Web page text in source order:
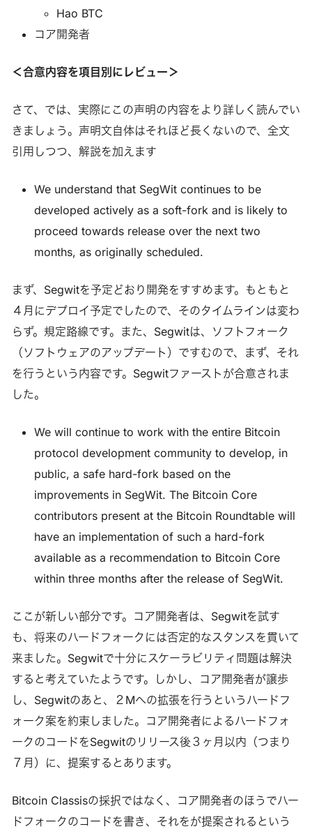
Hao BTC
コア開発者
＜合意内容を項目別にレビュー＞
さて、では、実際にこの声明の内容をより詳しく読んでい
きましょう。声明文自体はそれほど長くないので、全文
引用しつつ、解説を加えます
We understand that SegWit continues to be
developed actively as a soft-fork and is likely to
proceed towards release over the next two
months, as originally scheduled.
まず、Segwitを予定どおり開発をすすめます。もともと
４月にデプロイ予定でしたので、そのタイムラインは変わ
らず。規定路線です。また、Segwitは、ソフトフォーク
（ソフトウェアのアップデート）ですむので、まず、それ
を行うという内容です。Segwitファーストが合意されま
した。
We will continue to work with the entire Bitcoin
protocol development community to develop, in
public, a safe hard-fork based on the
improvements in SegWit. The Bitcoin Core
contributors present at the Bitcoin Roundtable will
have an implementation of such a hard-fork
available as a recommendation to Bitcoin Core
within three months after the release of SegWit.
ここが新しい部分です。コア開発者は、Segwitを試す
も、将来のハードフォークには否定的なスタンスを貫いて
来ました。Segwitで十分にスケーラビリティ問題は解決
すると考えていたようです。しかし、コア開発者が譲歩
し、Segwitのあと、２Mへの拡張を行うというハードフ
ォーク案を約束しました。コア開発者によるハードフォ
ークのコードをSegwitのリリース後３ヶ月以内（つまり
７月）に、提案するとあります。
Bitcoin Classisの採択ではなく、コア開発者のほうでハー
ドフォークのコードを書き、それをが提案されるという